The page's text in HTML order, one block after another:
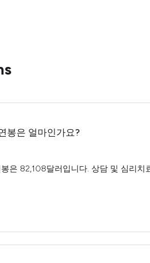
봉은 얼마인가요?
은 82,108달러입니다. 상담 및 심리